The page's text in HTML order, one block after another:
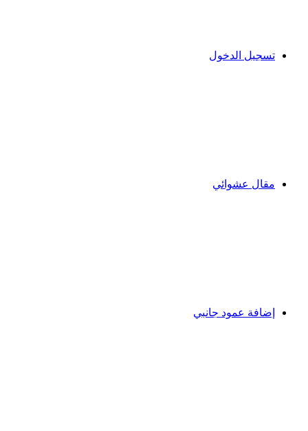
تسجيل الدخول
مقال عشوائي
إضافة عمود جانبي